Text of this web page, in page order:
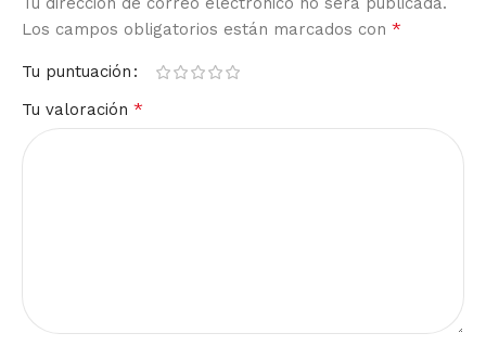
Los campos obligatorios están marcados con *
Tu puntuación
Tu valoración *